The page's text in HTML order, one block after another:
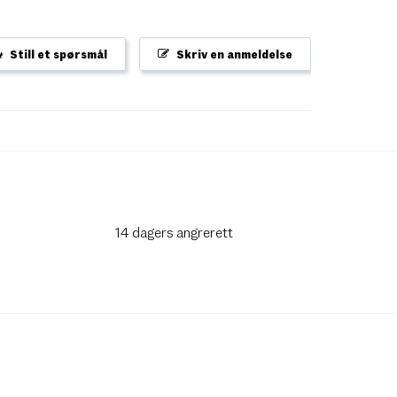
Skriv en anmeldelse
Still et spørsmål
14 dagers angrerett